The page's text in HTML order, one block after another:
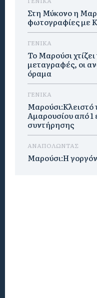
Στη Μύκονο η
φωτογραφίες με
ΓΕΝΙΚΑ
Το Μαρούσι
μεταγραφές, οι
όραμα
ΓΕΝΙΚΑ
Μαρούσι:Κλειστό
Αμαρουσίου από 1
συντήρησης
ΑΝΑΠΟΛΩΝΤΑΣ
Μαρούσι:H